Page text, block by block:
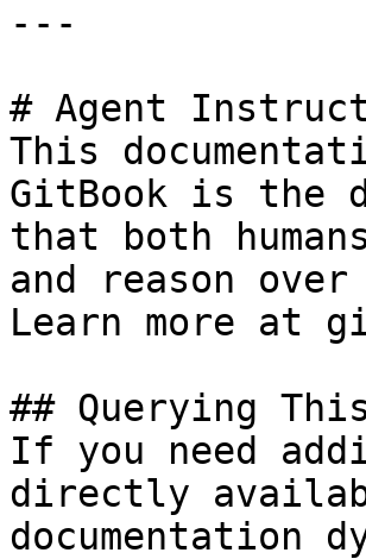
---
# Agent
This
GitBook is the
that both
and reason
Learn more at
## Querying
If you need
directly
documentation